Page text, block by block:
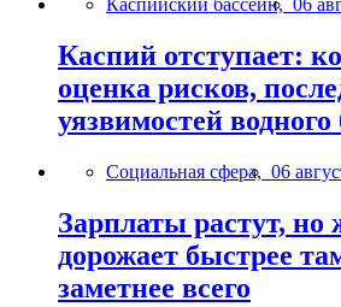
Каспийский бассейн, 06
Каспий отступает:
оценка рисков,
уязвимостей водного
Социальная сфера, 06
Зарплаты растут, но
дорожает быстрее
заметнее всего